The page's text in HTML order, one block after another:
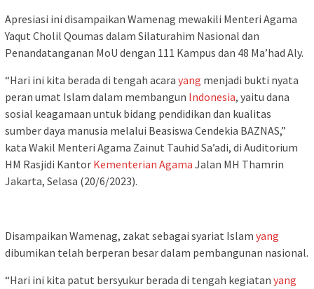
Apresiasi ini disampaikan Wamenag mewakili Menteri Agama
Yaqut Cholil Qoumas dalam Silaturahim Nasional dan
Penandatanganan MoU dengan 111 Kampus dan 48 Ma’had Aly.
“Hari ini kita berada di tengah acara yang menjadi bukti nyata
peran umat Islam dalam membangun Indonesia, yaitu dana
sosial keagamaan untuk bidang pendidikan dan kualitas
sumber daya manusia melalui Beasiswa Cendekia BAZNAS,”
kata Wakil Menteri Agama Zainut Tauhid Sa’adi, di Auditorium
HM Rasjidi Kantor Kementerian Agama Jalan MH Thamrin
Jakarta, Selasa (20/6/2023).
Disampaikan Wamenag, zakat sebagai syariat Islam yang
dibumikan telah berperan besar dalam pembangunan nasional.
“Hari ini kita patut bersyukur berada di tengah kegiatan yang